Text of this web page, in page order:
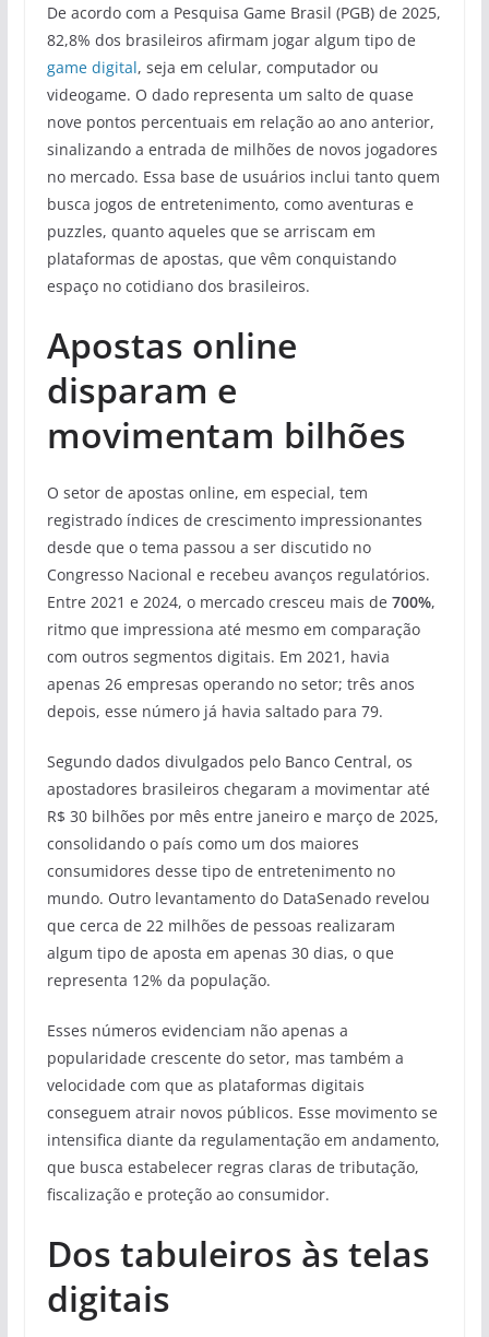
De acordo com a Pesquisa Game Brasil (PGB) de 2025,
82,8% dos brasileiros afirmam jogar algum tipo de
game digital, seja em celular, computador ou
videogame. O dado representa um salto de quase
nove pontos percentuais em relação ao ano anterior,
sinalizando a entrada de milhões de novos jogadores
no mercado. Essa base de usuários inclui tanto quem
busca jogos de entretenimento, como aventuras e
puzzles, quanto aqueles que se arriscam em
plataformas de apostas, que vêm conquistando
espaço no cotidiano dos brasileiros.
Apostas online
disparam e
movimentam bilhões
O setor de apostas online, em especial, tem
registrado índices de crescimento impressionantes
desde que o tema passou a ser discutido no
Congresso Nacional e recebeu avanços regulatórios.
Entre 2021 e 2024, o mercado cresceu mais de 700%,
ritmo que impressiona até mesmo em comparação
com outros segmentos digitais. Em 2021, havia
apenas 26 empresas operando no setor; três anos
depois, esse número já havia saltado para 79.
Segundo dados divulgados pelo Banco Central, os
apostadores brasileiros chegaram a movimentar até
R$ 30 bilhões por mês entre janeiro e março de 2025,
consolidando o país como um dos maiores
consumidores desse tipo de entretenimento no
mundo. Outro levantamento do DataSenado revelou
que cerca de 22 milhões de pessoas realizaram
algum tipo de aposta em apenas 30 dias, o que
representa 12% da população.
Esses números evidenciam não apenas a
popularidade crescente do setor, mas também a
velocidade com que as plataformas digitais
conseguem atrair novos públicos. Esse movimento se
intensifica diante da regulamentação em andamento,
que busca estabelecer regras claras de tributação,
fiscalização e proteção ao consumidor.
Dos tabuleiros às telas
digitais